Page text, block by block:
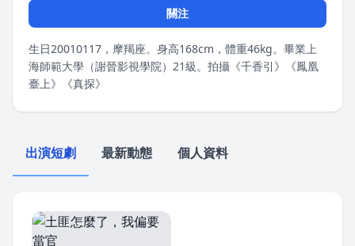
關注
生日20010117，摩羯座。身高168cm，體重46kg。畢業上
海師範大學（謝晉影視學院）21級。拍攝《千香引》《鳳凰
臺上》《真探》
出演短劇 最新動態 個人資料